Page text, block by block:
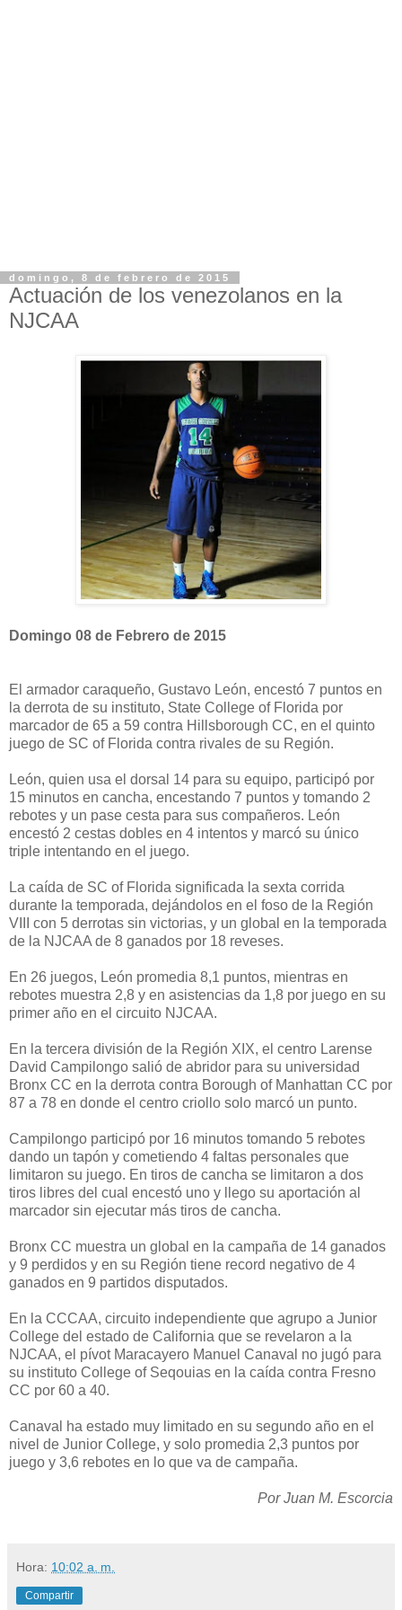
domingo, 8 de febrero de 2015
Actuación de los venezolanos en la
NJCAA
Domingo 08 de Febrero de 2015
El armador caraqueño, Gustavo León, encestó 7 puntos en
la derrota de su instituto, State College of Florida por
marcador de 65 a 59 contra Hillsborough CC, en el quinto
juego de SC of Florida contra rivales de su Región.
León, quien usa el dorsal 14 para su equipo, participó por
15 minutos en cancha, encestando 7 puntos y tomando 2
rebotes y un pase cesta para sus compañeros. León
encestó 2 cestas dobles en 4 intentos y marcó su único
triple intentando en el juego.
La caída de SC of Florida significada la sexta corrida
durante la temporada, dejándolos en el foso de la Región
VIII con 5 derrotas sin victorias, y un global en la temporada
de la NJCAA de 8 ganados por 18 reveses.
En 26 juegos, León promedia 8,1 puntos, mientras en
rebotes muestra 2,8 y en asistencias da 1,8 por juego en su
primer año en el circuito NJCAA.
En la tercera división de la Región XIX, el centro Larense
David Campilongo salió de abridor para su universidad
Bronx CC en la derrota contra Borough of Manhattan CC por
87 a 78 en donde el centro criollo solo marcó un punto.
Campilongo participó por 16 minutos tomando 5 rebotes
dando un tapón y cometiendo 4 faltas personales que
limitaron su juego. En tiros de cancha se limitaron a dos
tiros libres del cual encestó uno y llego su aportación al
marcador sin ejecutar más tiros de cancha.
Bronx CC muestra un global en la campaña de 14 ganados
y 9 perdidos y en su Región tiene record negativo de 4
ganados en 9 partidos disputados.
En la CCCAA, circuito independiente que agrupo a Junior
College del estado de California que se revelaron a la
NJCAA, el pívot Maracayero Manuel Canaval no jugó para
su instituto College of Seqouias en la caída contra Fresno
CC por 60 a 40.
Canaval ha estado muy limitado en su segundo año en el
nivel de Junior College, y solo promedia 2,3 puntos por
juego y 3,6 rebotes en lo que va de campaña.
Por Juan M. Escorcia
Hora: 10:02 a. m.
Compartir